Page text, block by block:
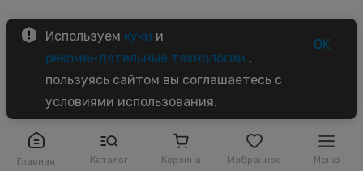
Главная Каталог Корзина Избранное Меню
Используем куки и
рекомендательные технологии ,
пользуясь сайтом вы соглашаетесь с
условиями использования.
OK